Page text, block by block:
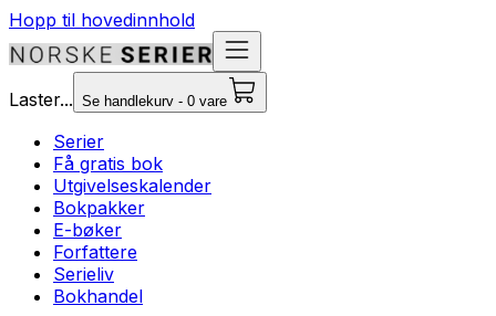
Hopp til hovedinnhold
Laster... Se handlekurv - 0 vare
Serier
Få gratis bok
Utgivelseskalender
Bokpakker
E-bøker
Forfattere
Serieliv
Bokhandel